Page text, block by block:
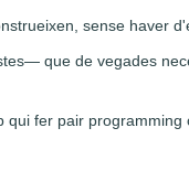
sense haver
que de vegades
fer pair programming